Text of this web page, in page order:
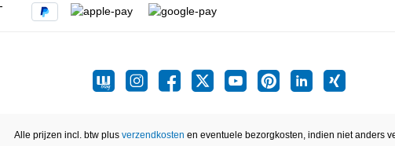
Alle prijzen incl. btw plus verzendkosten en eventuele bezorgkosten, indien niet anders